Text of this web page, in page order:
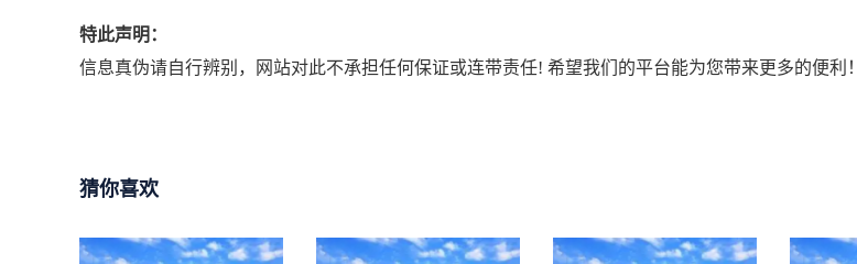
特此声明：
信息真伪请自行辨别，网站对此不承担任何保证或连带责任! 希望我们的平台能为您带来更多的便利！
猜你喜欢